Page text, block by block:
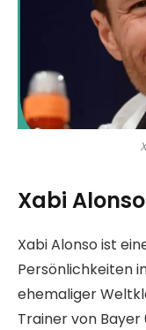
Xabi
Xabi Alonso ist
Persönlichkeiten
ehemaliger
Trainer von